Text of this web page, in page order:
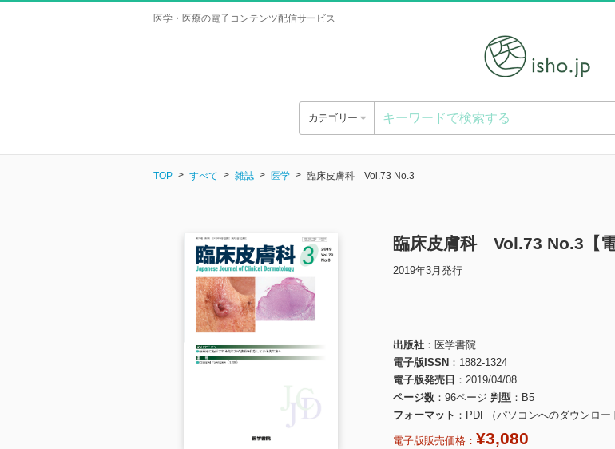
医学・医療の電子コンテンツ配信サービス
カテゴリー
TOP すべて 雑誌 医学 臨床皮膚科 Vol.73 No.3
臨床皮膚科 Vol.73 No.3【電
2019年3月発行
出版社
医学書院
電子版ISSN
1882-1324
電子版発売日
2019/04/08
ページ数
96ページ 判型
B5
フォーマット
PDF（パソコンへのダウンロー
電子版販売価格： ¥3,080